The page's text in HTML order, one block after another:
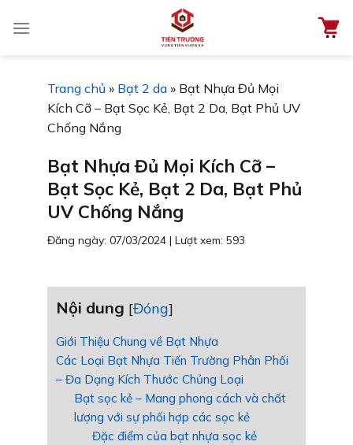
đến
Trang chủ » Bạt 2 da » Bạt Nhựa Đủ Mọi
Kích Cỡ – Bạt Sọc Kẻ, Bạt 2 Da, Bạt Phủ UV
Chống Nắng
Bạt Nhựa Đủ Mọi Kích Cỡ –
Bạt Sọc Kẻ, Bạt 2 Da, Bạt Phủ
UV Chống Nắng
Đăng ngày: 07/03/2024 | Lượt xem: 593
Nội dung [Đóng]
Giới Thiệu Chung về Bạt Nhựa
Các Loại Bạt Nhựa Tiến Trường Phân Phối
– Đa Dạng Kích Thước Chủng Loại
Bạt sọc kẻ – Mang phong cách và chất
lượng với sự phối hợp các sọc kẻ
Đặc điểm của bạt nhựa sọc kẻ